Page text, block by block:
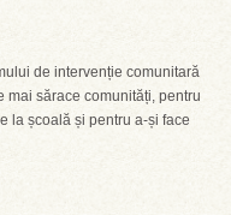
de intervenție comunitară
sărace comunități, pentru
la școală și pentru a-și face